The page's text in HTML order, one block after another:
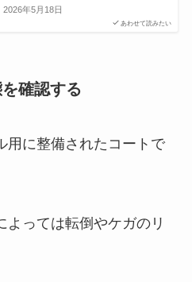
あわせて読みたい
2026年5月18日
確認する
用に整備されたコートで
よっては転倒やケガのリ